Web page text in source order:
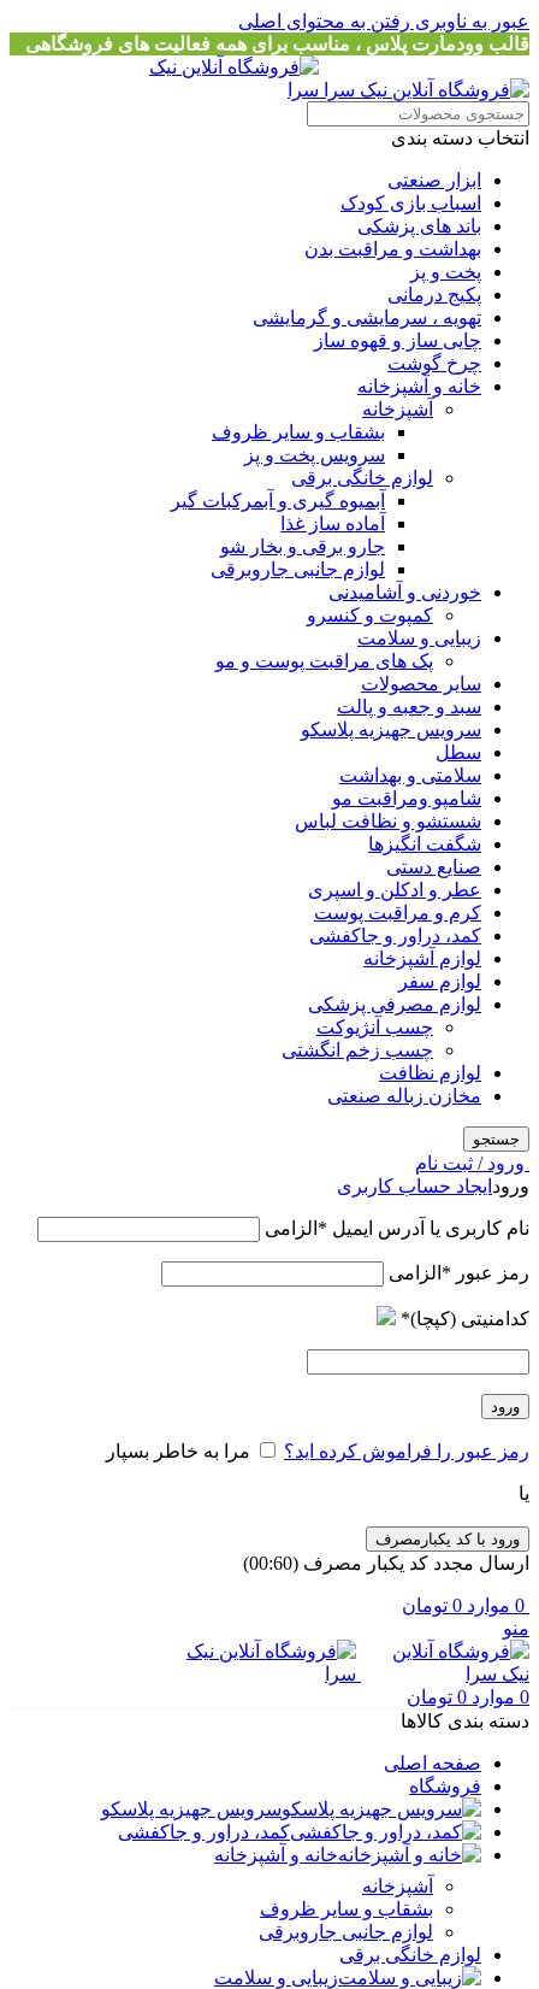
عبور به ناوبری رفتن به محتوای اصلی
قالب وودمارت پلاس ، مناسب برای همه فعالیت های فروشگاهی
انتخاب دسته بندی
ابزار صنعتی
اسباب بازی کودک
باند های پزشکی
بهداشت و مراقبت بدن
پخت و پز
پکیج درمانی
تهویه ، سرمایشی و گرمایشی
چایی ساز و قهوه ساز
چرخ گوشت
خانه و آشپزخانه
آشپزخانه
بشقاب و سایر ظروف
سرویس پخت و پز
لوازم خانگی برقی
آبمیوه گیری و آبمرکبات گیر
آماده ساز غذا
جارو برقی و بخار شو
لوازم جانبی جاروبرقی
خوردنی و آشامیدنی
کمپوت و کنسرو
زیبایی و سلامت
پک های مراقبت پوست و مو
سایر محصولات
سبد و جعبه و پالت
سرویس جهیزیه پلاسکو
سطل
سلامتی و بهداشت
شامپو ومراقبت مو
شستشو و نظافت لباس
شگفت انگیزها
صنایع دستی
عطر و ادکلن و اسپری
کرم و مراقبت پوست
کمد، دراور و جاکفشی
لوازم آشپزخانه
لوازم سفر
لوازم مصرفی پزشکی
چسب آنژیوکت
چسب زخم انگشتی
لوازم نظافت
مخازن زباله صنعتی
جستجو
ورود / ثبت نام
ورود ایجاد حساب کاربری
نام کاربری یا آدرس ایمیل * الزامی
رمز عبور * الزامی
کدامنیتی (کپچا)*
ورود
رمز عبور را فراموش کرده اید؟ مرا به خاطر بسپار
یا
ورود با کد یکبارمصرف
ارسال مجدد کد یکبار مصرف (00:
60
)
0 موارد 0 تومان
منو
0 موارد 0 تومان
دسته بندی کالاها
صفحه اصلی
فروشگاه
سرویس جهیزیه پلاسکو
کمد، دراور و جاکفشی
خانه و آشپزخانه
آشپزخانه
بشقاب و سایر ظروف
لوازم جانبی جاروبرقی
لوازم خانگی برقی
زیبایی و سلامت